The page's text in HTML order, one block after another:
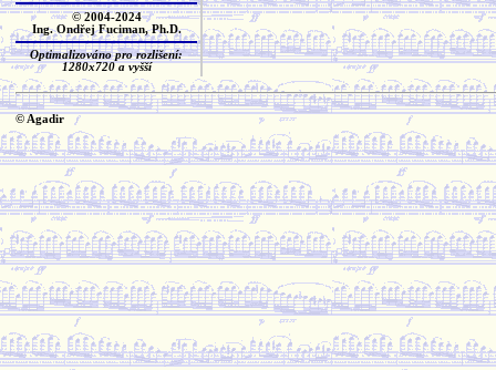
© 2004-2024
Ing. Ondřej Fuciman, Ph.D.
Optimalizováno pro rozlišení:
1280x720 a vyšší
© Agadir